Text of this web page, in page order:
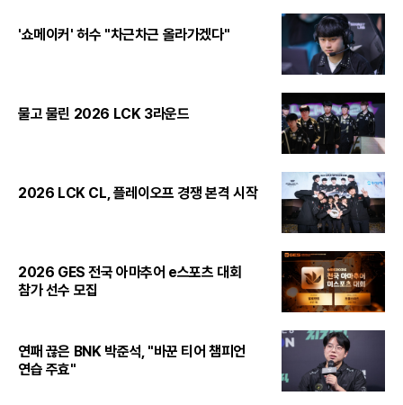
'쇼메이커' 허수 "차근차근 올라가겠다"
물고 물린 2026 LCK 3라운드
2026 LCK CL, 플레이오프 경쟁 본격 시작
2026 GES 전국 아마추어 e스포츠 대회
참가 선수 모집
연패 끊은 BNK 박준석, "바꾼 티어 챔피언
연습 주효"